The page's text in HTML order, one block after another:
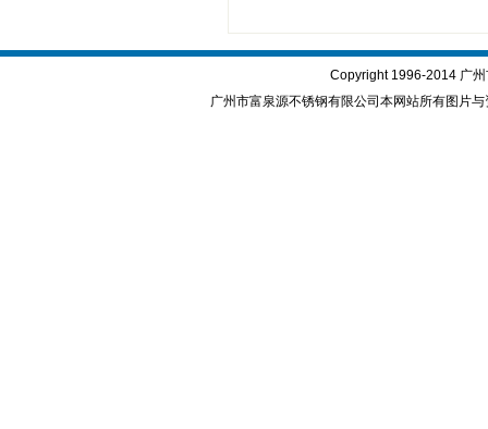
Copyright 1996-2014 广
广州市富泉源不锈钢有限公司本网站所有图片